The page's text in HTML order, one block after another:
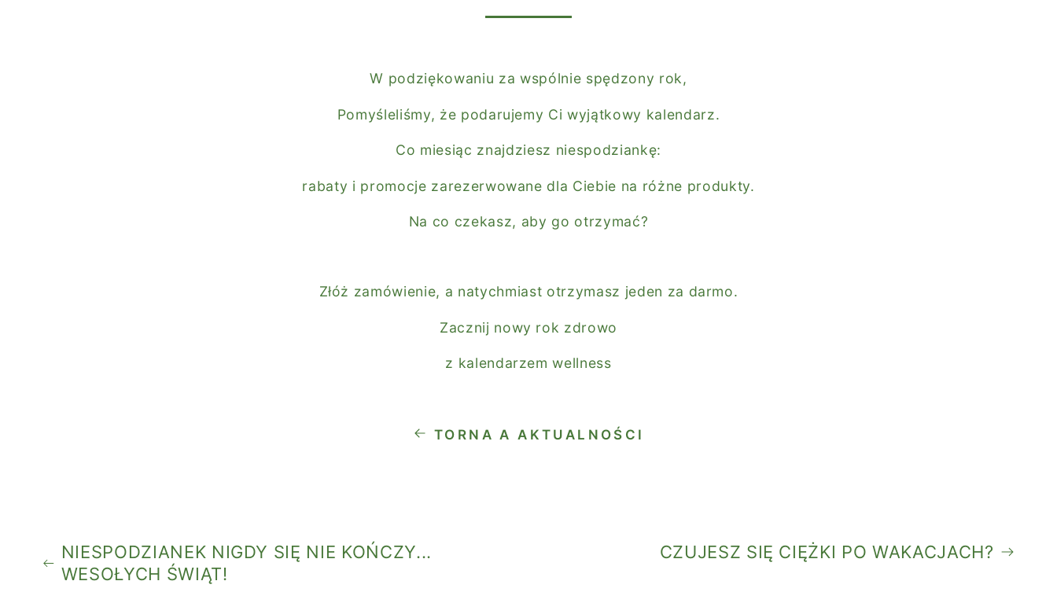
W podziękowaniu za wspólnie spędzony rok,
Pomyśleliśmy, że podarujemy Ci wyjątkowy kalendarz.
Co miesiąc znajdziesz niespodziankę:
rabaty i promocje zarezerwowane dla Ciebie na różne produkty.
Na co czekasz, aby go otrzymać?
Złóż zamówienie, a natychmiast otrzymasz jeden za darmo.
Zacznij nowy rok zdrowo
z kalendarzem wellness
TORNA A AKTUALNOŚCI
NIESPODZIANEK NIGDY SIĘ NIE KOŃCZY...
WESOŁYCH ŚWIĄT!
CZUJESZ SIĘ CIĘŻKI PO WAKACJACH?